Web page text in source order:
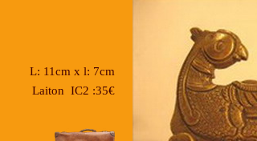
L: 11cm x l: 7cm
Laiton IC2 :35€